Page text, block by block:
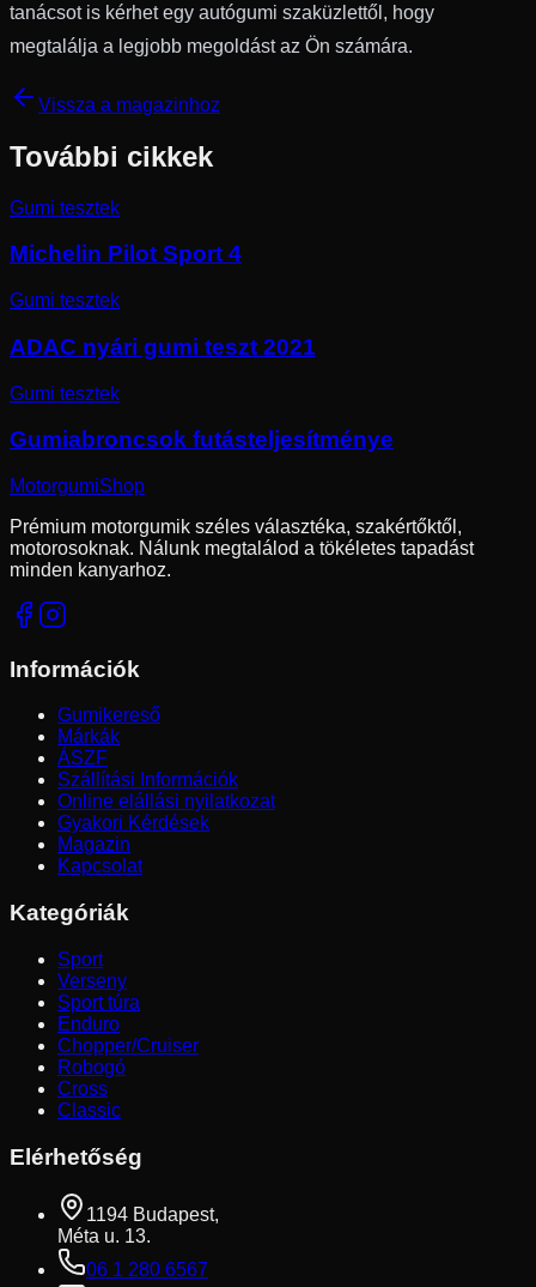
tanácsot is kérhet egy autógumi szaküzlettől, hogy
megtalálja a legjobb megoldást az Ön számára.
Vissza a magazinhoz
További cikkek
Gumi tesztek
Michelin Pilot Sport 4
Gumi tesztek
ADAC nyári gumi teszt 2021
Gumi tesztek
Gumiabroncsok futásteljesítménye
MotorgumiShop
Prémium motorgumik széles választéka, szakértőktől,
motorosoknak. Nálunk megtalálod a tökéletes tapadást
minden kanyarhoz.
Információk
Gumikereső
Márkák
ÁSZF
Szállítási Információk
Online elállási nyilatkozat
Gyakori Kérdések
Magazin
Kapcsolat
Kategóriák
Sport
Verseny
Sport túra
Enduro
Chopper/Cruiser
Robogó
Cross
Classic
Elérhetőség
1194 Budapest,
Méta u. 13.
06 1 280 6567